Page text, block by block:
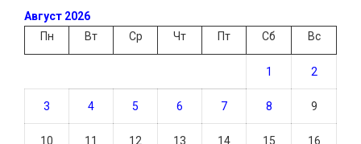
Август 2026
Пн
Вт Ср Чт Пт Сб Вс
1 2
3 4 5 6 7 8 9
10 11 12 13 14 15 16